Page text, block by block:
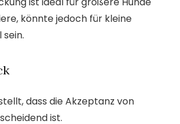
könnte jedoch für kleine
sein.
dass die Akzeptanz von
ist.